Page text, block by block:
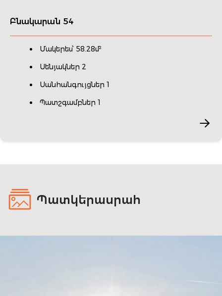
Բնակարան 54
Մակերես՝ 58.28մ²
Սենյակներ 2
Սանհանգույցներ 1
Պատշգամբներ 1
Պատկերասրահ